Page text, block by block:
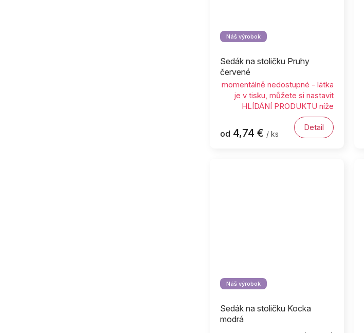
Náš výrobok
Sedák na stoličku Pruhy
červené
momentálně nedostupné - látka
je v tisku, můžete si nastavit
HLÍDÁNÍ PRODUKTU níže
od 4,74 € / ks
Detail
Náš výrobok
Sedák na stoličku Kocka
modrá